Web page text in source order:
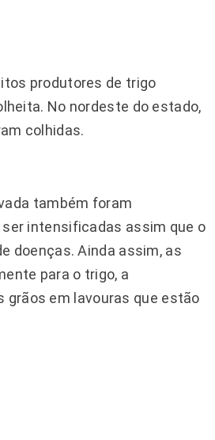
produtores de trigo
No nordeste do estado,
colhidas.
também foram
intensificadas assim que o
doenças. Ainda assim, as
para o trigo, a
grãos em lavouras que estão